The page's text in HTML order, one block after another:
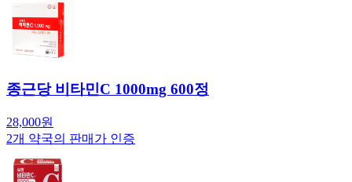
종근당 비타민C 1000mg 600정
28,000원
2개 약국의 판매가 인증